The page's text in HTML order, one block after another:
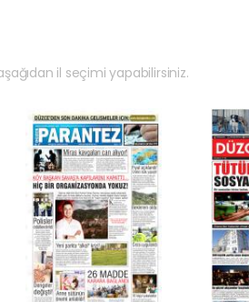
il seçimi yapabilirsiniz.